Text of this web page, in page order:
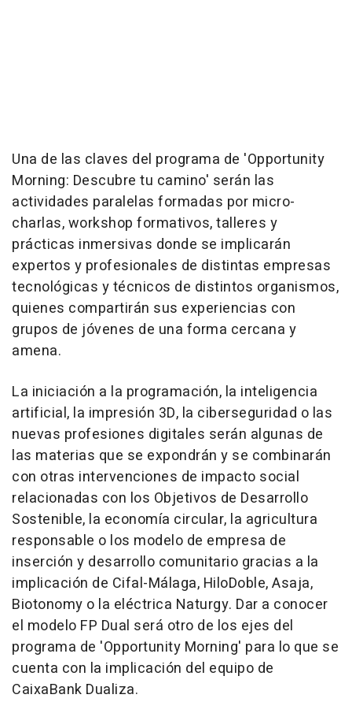
Una de las claves del programa de 'Opportunity
Morning: Descubre tu camino' serán las
actividades paralelas formadas por micro-
charlas, workshop formativos, talleres y
prácticas inmersivas donde se implicarán
expertos y profesionales de distintas empresas
tecnológicas y técnicos de distintos organismos,
quienes compartirán sus experiencias con
grupos de jóvenes de una forma cercana y
amena.
La iniciación a la programación, la inteligencia
artificial, la impresión 3D, la ciberseguridad o las
nuevas profesiones digitales serán algunas de
las materias que se expondrán y se combinarán
con otras intervenciones de impacto social
relacionadas con los Objetivos de Desarrollo
Sostenible, la economía circular, la agricultura
responsable o los modelo de empresa de
inserción y desarrollo comunitario gracias a la
implicación de Cifal-Málaga, HiloDoble, Asaja,
Biotonomy o la eléctrica Naturgy. Dar a conocer
el modelo FP Dual será otro de los ejes del
programa de 'Opportunity Morning' para lo que se
cuenta con la implicación del equipo de
CaixaBank Dualiza.